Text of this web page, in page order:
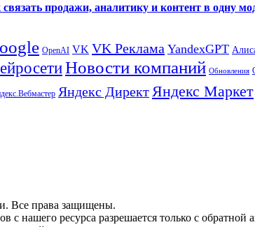
продажи, аналитику и контент в одну
OpenAI VK VK Реклама YandexGPT
Новости компаний Обновления
Яндекс Директ Яндекс Маркет
Все права защищены.
с нашего ресурса разрешается только с обратной